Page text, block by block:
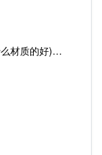
么材质的好)…